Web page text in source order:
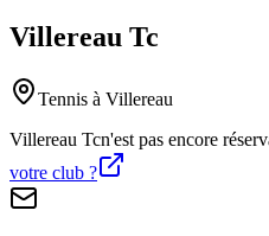
Villereau Tc
Tennis à Villereau
Villereau Tcn'est pas encore
votre club ?